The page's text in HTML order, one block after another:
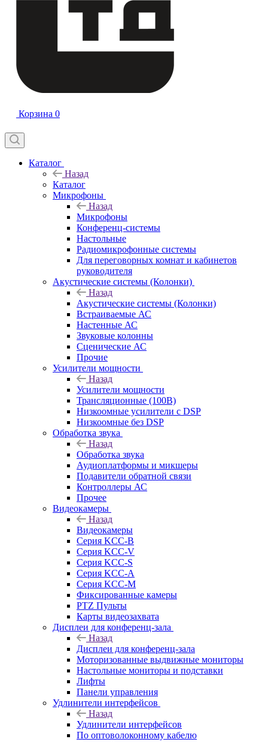
Корзина 0
Каталог
Назад
Каталог
Микрофоны
Назад
Микрофоны
Конференц-системы
Настольные
Радиомикрофонные системы
Для переговорных комнат и кабинетов
руководителя
Акустические системы (Колонки)
Назад
Акустические системы (Колонки)
Встраиваемые АС
Настенные АС
Звуковые колонны
Сценические АС
Прочие
Усилители мощности
Назад
Усилители мощности
Трансляционные (100В)
Низкоомные усилители с DSP
Низкоомные без DSP
Обработка звука
Назад
Обработка звука
Аудиоплатформы и микшеры
Подавители обратной связи
Контроллеры АС
Прочее
Видеокамеры
Назад
Видеокамеры
Серия KCC-B
Серия KCC-V
Серия KCC-S
Серия KCC-A
Серия KCC-M
Фиксированные камеры
PTZ Пульты
Карты видеозахвата
Дисплеи для конференц-зала
Назад
Дисплеи для конференц-зала
Моторизованные выдвижные мониторы
Настольные мониторы и подставки
Лифты
Панели управления
Удлинители интерфейсов
Назад
Удлинители интерфейсов
По оптоволоконному кабелю